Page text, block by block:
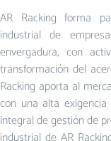
AR Racking forma
industrial de
envergadura, con
transformación del
Racking aporta al
con una alta
integral de gestión de